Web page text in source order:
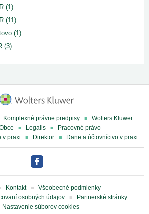
(1)
(11)
(1)
(3)
Komplexné právne predpisy
Wolters Kluwer
Legalis
Pracovné právo
v praxi
Direktor Dane a účtovníctvo v praxi
Kontakt
Všeobecné podmienky
osobných údajov
Partnerské stránky
Nastavenie súborov cookies